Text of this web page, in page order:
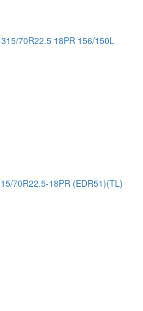
70R22.5 18PR 156/150L
70R22.5-18PR (EDR51)(TL)